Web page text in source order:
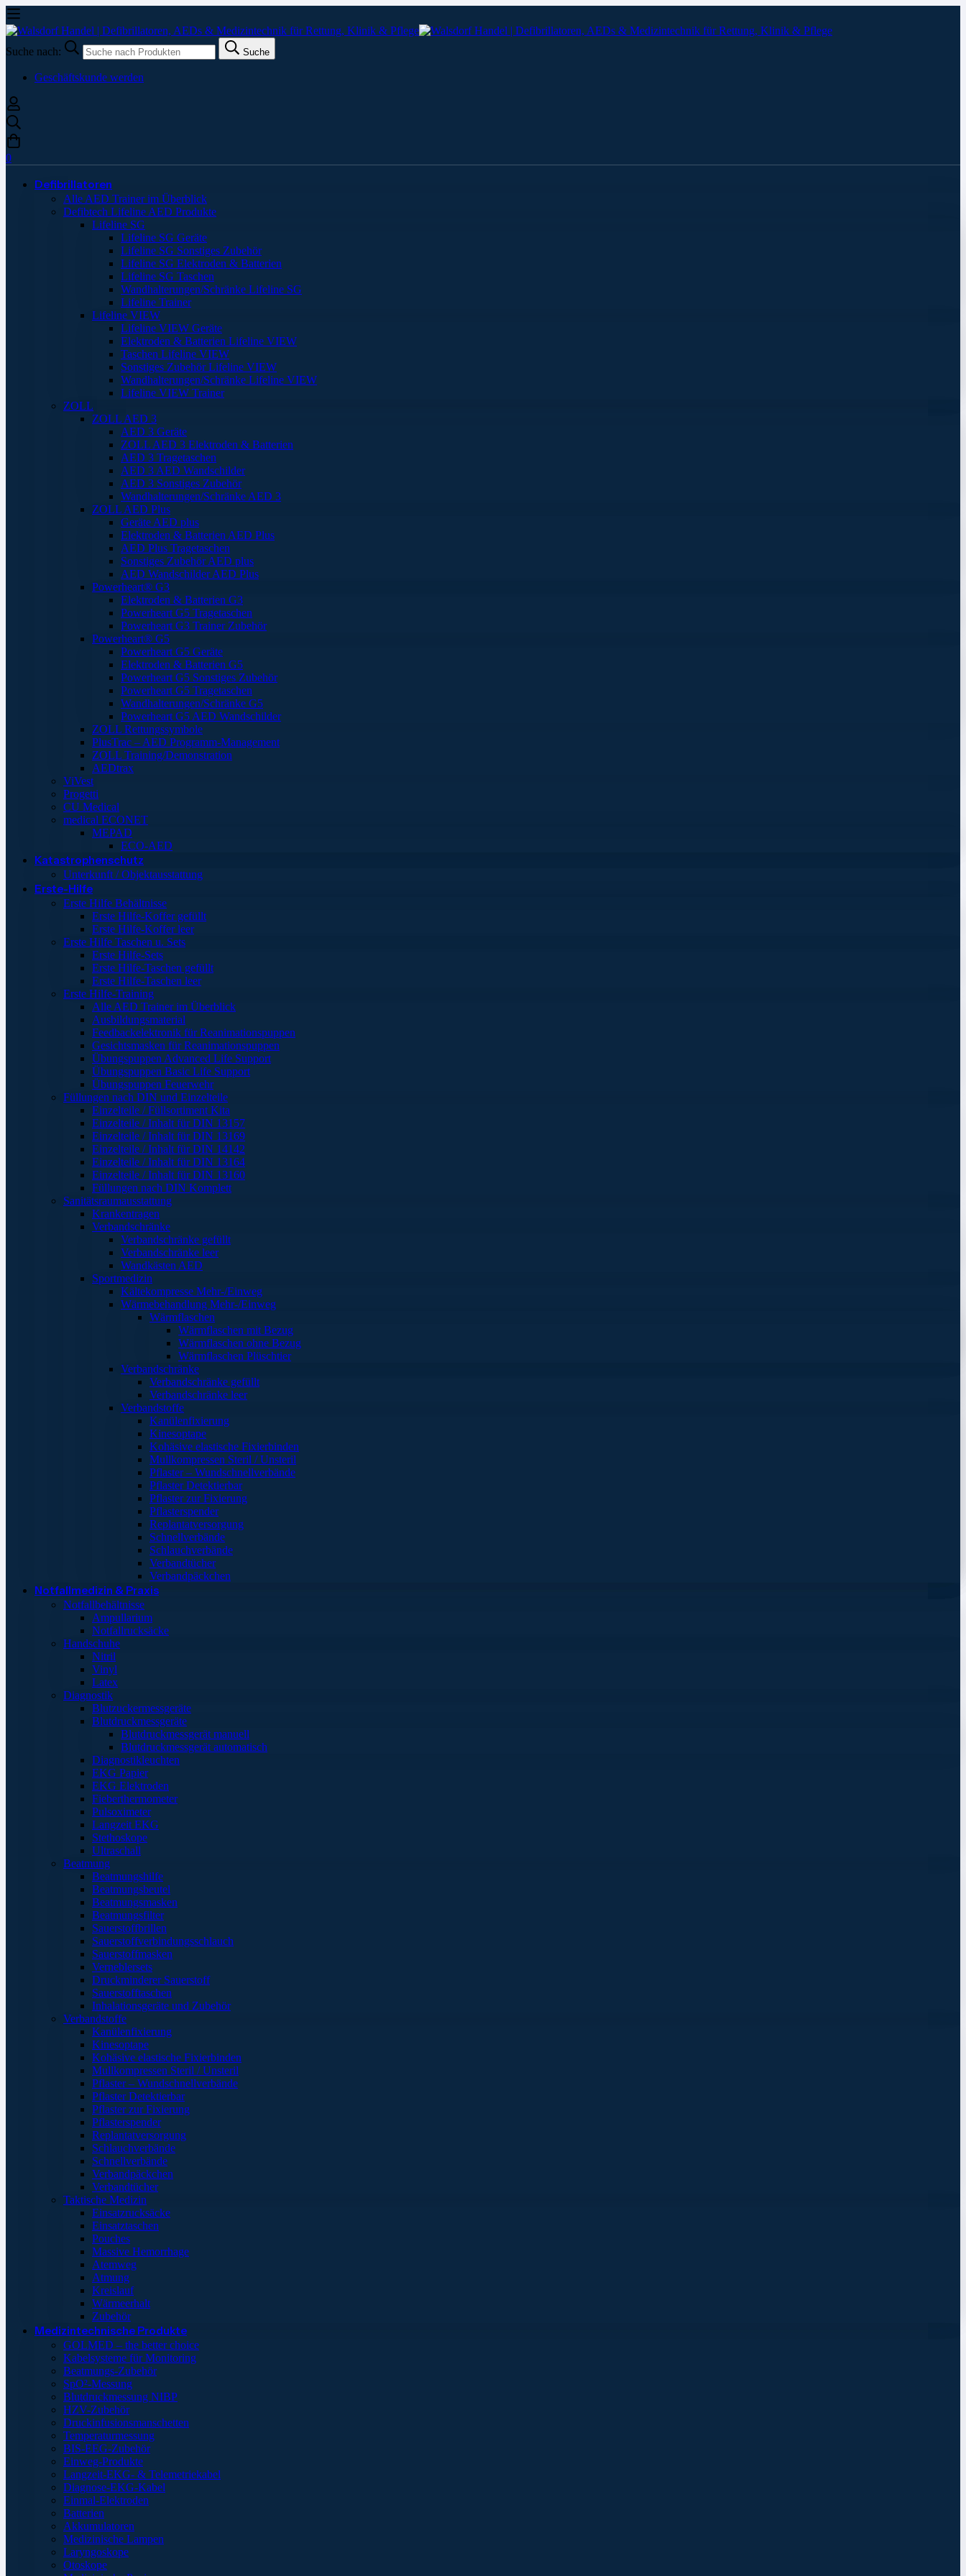
Suche nach: Suche
Geschäftskunde werden
0
Defibrillatoren
Alle AED Trainer im Überblick
Defibtech Lifeline AED Produkte
Lifeline SG
Lifeline SG Geräte
Lifeline SG Sonstiges Zubehör
Lifeline SG Elektroden & Batterien
Lifeline SG Taschen
Wandhalterungen/Schränke Lifeline SG
Lifeline Trainer
Lifeline VIEW
Lifeline VIEW Geräte
Elektroden & Batterien Lifeline VIEW
Taschen Lifeline VIEW
Sonstiges Zubehör Lifeline VIEW
Wandhalterungen/Schränke Lifeline VIEW
Lifeline VIEW Trainer
ZOLL
ZOLL AED 3
AED 3 Geräte
ZOLL AED 3 Elektroden & Batterien
AED 3 Tragetaschen
AED 3 AED Wandschilder
AED 3 Sonstiges Zubehör
Wandhalterungen/Schränke AED 3
ZOLL AED Plus
Geräte AED plus
Elektroden & Batterien AED Plus
AED Plus Tragetaschen
Sonstiges Zubehör AED plus
AED Wandschilder AED Plus
Powerheart® G3
Elektroden & Batterien G3
Powerheart G5 Tragetaschen
Powerheart G3 Trainer Zubehör
Powerheart® G5
Powerheart G5 Geräte
Elektroden & Batterien G5
Powerheart G5 Sonstiges Zubehör
Powerheart G5 Tragetaschen
Wandhalterungen/Schränke G5
Powerheart G5 AED Wandschilder
ZOLL Rettungssymbole
PlusTrac – AED Programm-Management
ZOLL Training/Demonstration
AEDtrax
ViVest
Progetti
CU Medical
medical ECONET
MEPAD
ECO-AED
Katastrophenschutz
Unterkunft / Objektausstattung
Erste-Hilfe
Erste Hilfe Behältnisse
Erste Hilfe-Koffer gefüllt
Erste Hilfe-Koffer leer
Erste Hilfe Taschen u. Sets
Erste Hilfe-Sets
Erste Hilfe-Taschen gefüllt
Erste Hilfe-Taschen leer
Erste Hilfe-Training
Alle AED Trainer im Überblick
Ausbildungsmaterial
Feedbackelektronik für Reanimationspuppen
Gesichtsmasken für Reanimationspuppen
Übungspuppen Advanced Life Support
Übungspuppen Basic Life Support
Übungspuppen Feuerwehr
Füllungen nach DIN und Einzelteile
Einzelteile / Füllsortiment Kita
Einzelteile / Inhalt für DIN 13157
Einzelteile / Inhalt für DIN 13169
Einzelteile / Inhalt für DIN 14142
Einzelteile / Inhalt für DIN 13164
Einzelteile / Inhalt für DIN 13160
Füllungen nach DIN Komplett
Sanitätsraumausstattung
Krankentragen
Verbandschränke
Verbandschränke gefüllt
Verbandschränke leer
Wandkästen AED
Sportmedizin
Kältekompresse Mehr-/Einweg
Wärmebehandlung Mehr-/Einweg
Wärmflaschen
Wärmflaschen mit Bezug
Wärmflaschen ohne Bezug
Wärmflaschen Plüschtier
Verbandschränke
Verbandschränke gefüllt
Verbandschränke leer
Verbandstoffe
Kanülenfixierung
Kinesoptape
Kohäsive elastische Fixierbinden
Mullkompressen Steril / Unsteril
Pflaster – Wundschnellverbände
Pflaster Detektierbar
Pflaster zur Fixierung
Pflasterspender
Replantatversorgung
Schnellverbände
Schlauchverbände
Verbandtücher
Verbandpäckchen
Notfallmedizin & Praxis
Notfallbehältnisse
Ampullarium
Notfallrucksäcke
Handschuhe
Nitril
Vinyl
Latex
Diagnostik
Blutzuckermessgeräte
Blutdruckmessgeräte
Blutdruckmessgerät manuell
Blutdruckmessgerät automatisch
Diagnostikleuchten
EKG Papier
EKG Elektroden
Fieberthermometer
Pulsoximeter
Langzeit EKG
Stethoskope
Ultraschall
Beatmung
Beatmungshilfe
Beatmungsbeutel
Beatmungsmasken
Beatmungsfilter
Sauerstoffbrillen
Sauerstoffverbindungsschlauch
Sauerstoffmasken
Verneblersets
Druckminderer Sauerstoff
Sauerstofftaschen
Inhalationsgeräte und Zubehör
Verbandstoffe
Kanülenfixierung
Kinesoptape
Kohäsive elastische Fixierbinden
Mullkompressen Steril / Unsteril
Pflaster – Wundschnellverbände
Pflaster Detektierbar
Pflaster zur Fixierung
Pflasterspender
Replantatversorgung
Schlauchverbände
Schnellverbände
Verbandpäckchen
Verbandtücher
Taktische Medizin
Einsatzrucksäcke
Einsatztaschen
Pouches
Massive Hemorrhage
Atemweg
Atmung
Kreislauf
Wärmeerhalt
Zubehör
Medizintechnische Produkte
GOLMED – the better choice
Kabelsysteme für Monitoring
Beatmungs-Zubehör
SpO²-Messung
Blutdruckmessung NIBP
HZV-Zubehör
Druckinfusionsmanschetten
Temperaturmessung
BIS-EEG-Zubehör
Einweg-Produkte
Langzeit-EKG- & Telemetriekabel
Diagnose-EKG-Kabel
Einmal-Elektroden
Batterien
Akkumulatoren
Medizinische Lampen
Laryngoskope
Otoskope